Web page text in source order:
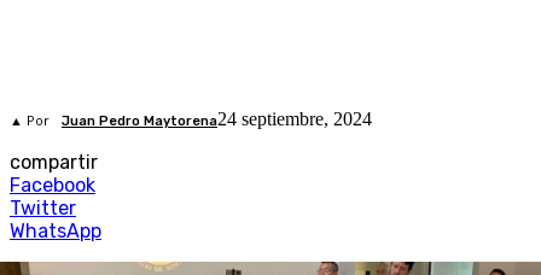
▲ Por Juan Pedro Maytorena24 septiembre, 2024
compartir
Facebook
Twitter
WhatsApp